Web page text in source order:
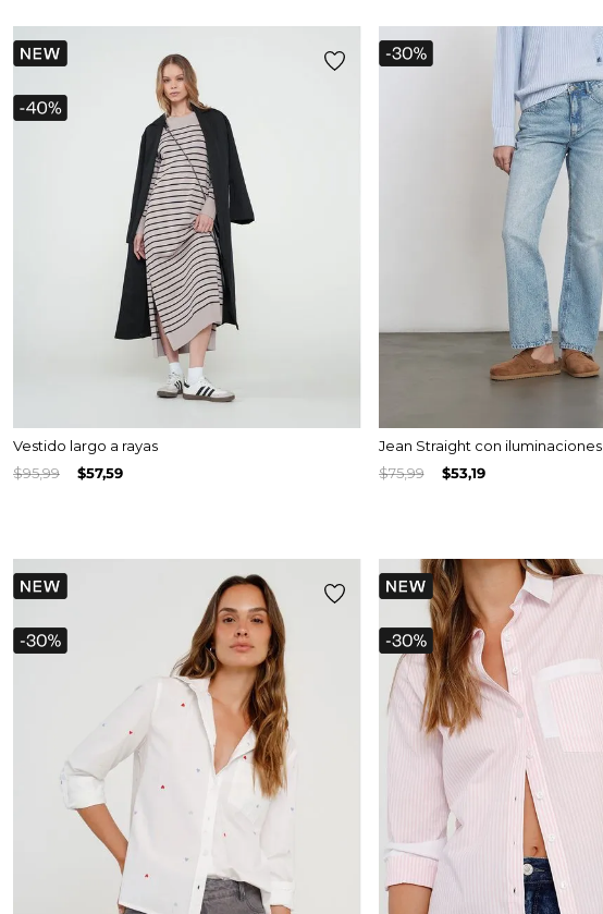
Vestido largo a rayas
$95,99 $57,59
Jean Straight con iluminaciones
$75,99 $53,19